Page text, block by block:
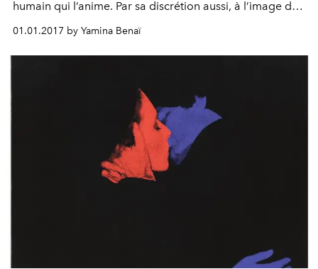
humain qui l’anime. Par sa discrétion aussi, à l’image de
la Maison de champagne fondée en 1776. Une
Fondation solidement ancrée auprès des institutions
artistiques, dont le mécénat devrait peu à peu quitter la
entière légitimité. L’Officiel Art a rencontré Frédéric
Rouzaud, directeur général de Louis Roederer et
président de la Fondation, Michel Janneau, directeur
adjoint et secrétaire général, et Jean-Baptiste Lécaillon,
chef de cave et directeur adjoint de Louis Roederer.
01.01.2017 by Yamina Benaï